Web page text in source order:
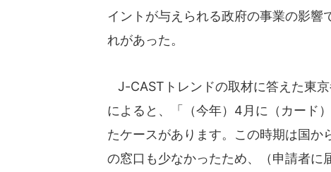
イントが与えられる政府の事業の影
れがあった。
J-CASTトレンドの取材に答えた東
によると、「（今年）4月に（カード
たケースがあります。この時期は国か
の窓口も少なかったため、（申請者に